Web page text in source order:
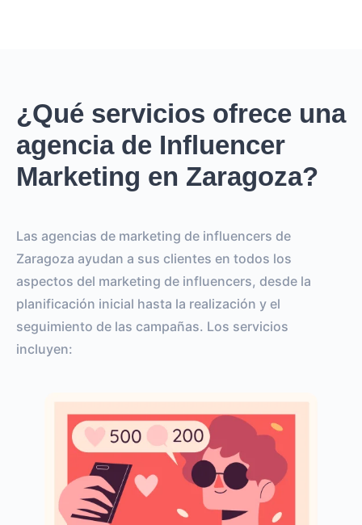
¿Qué servicios ofrece una
agencia de Influencer
Marketing en Zaragoza?
Las agencias de marketing de influencers de
Zaragoza ayudan a sus clientes en todos los
aspectos del marketing de influencers, desde la
planificación inicial hasta la realización y el
seguimiento de las campañas. Los servicios
incluyen: